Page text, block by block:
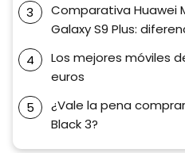
Comparativa Huawei
Galaxy S9 Plus:
Los mejores móviles
euros
¿Vale la pena
Black 3?